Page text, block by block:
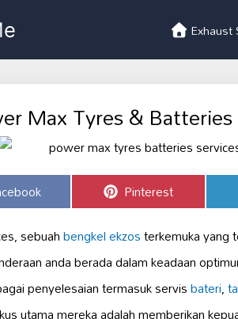
Max Tyres &
Share
on
Pinterest
sebuahbengkel ekzosterkemuka yang
anda berada dalam keadaan
penyelesaian termasuk servisbateri,